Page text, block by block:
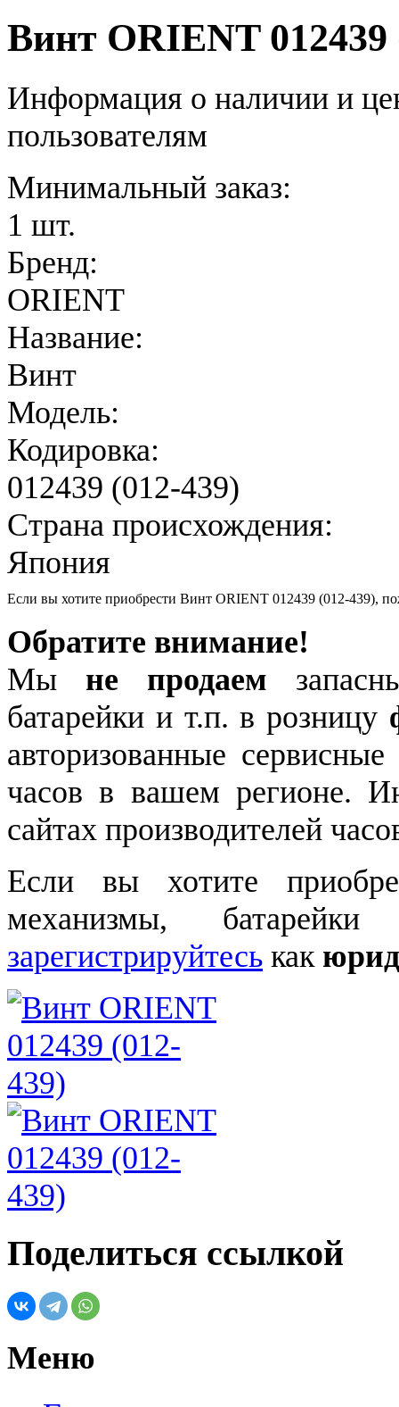
Винт ORIENT 012439
Информация о наличии и
пользователям
Минимальный заказ:
1 шт.
Бренд:
ORIENT
Название:
Винт
Модель:
Кодировка:
012439 (012-439)
Страна происхождения:
Япония
Если вы хотите приобрести Винт ORIENT 012439 (012-439),
Обратите внимание!
Мы не продаем
батарейки и т.п. в розницу
авторизованные
часов в вашем регионе.
сайтах производителей
Если вы хотите
механизмы,
зарегистрируйтесь как
Поделиться ссылкой
Меню